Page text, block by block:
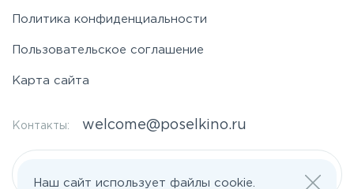
Политика конфиденциальности
Пользовательское соглашение
Карта сайта
Контакты: welcome@poselkino.ru
Наш сайт использует файлы cookie.